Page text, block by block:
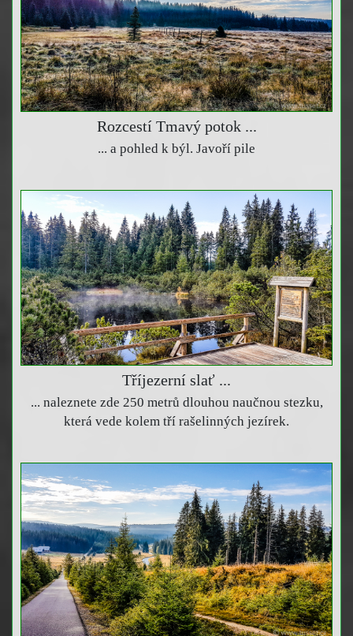
Rozcestí Tmavý potok ...
... a pohled k býl. Javoří pile
Tříjezerní slať ...
... naleznete zde 250 metrů dlouhou naučnou stezku,
která vede kolem tří rašelinných jezírek.